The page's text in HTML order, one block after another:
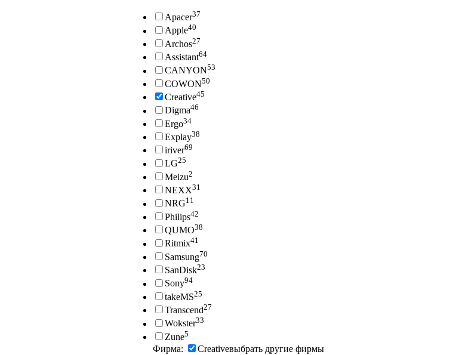
Apacer37
Apple40
Archos27
Assistant64
CANYON53
COWON50
Creative45
Digma46
Ergo34
Explay38
iriver69
LG25
Meizu2
NEXX31
NRG11
Philips42
QUMO38
Ritmix41
Samsung70
SanDisk23
Sony94
takeMS25
Transcend27
Wokster33
Zune5
Фирма: Creativeвыбрать другие фирмы